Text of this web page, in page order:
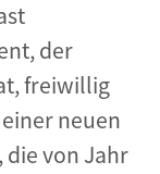
der
freiwillig
neuen
von Jahr